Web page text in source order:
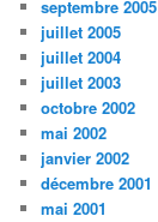
septembre 2005
juillet 2005
juillet 2004
juillet 2003
octobre 2002
mai 2002
janvier 2002
décembre 2001
mai 2001